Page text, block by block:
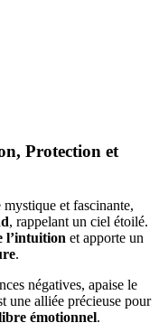
Protection et
mystique et fascinante,
, rappelant un ciel étoilé.
l’intuition et apporte un
.
négatives, apaise le
une alliée précieuse pour
émotionnel.